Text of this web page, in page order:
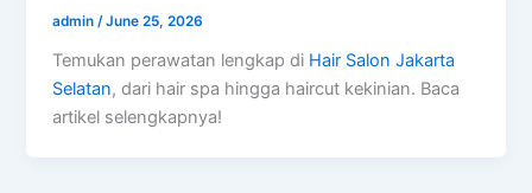
admin/June 25, 2026
Temukan perawatan lengkap di Hair Salon Jakarta
Selatan, dari hair spa hingga haircut kekinian. Baca
artikel selengkapnya!